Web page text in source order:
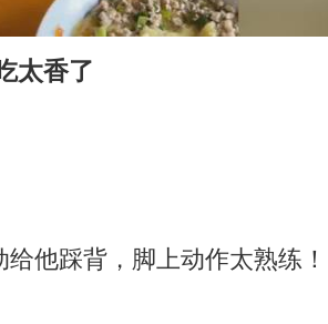
叫的其实是“媒姨”
车辆损坏”不实
成4200亿银行副行长
太香了
他踩背，脚上动作太熟练！